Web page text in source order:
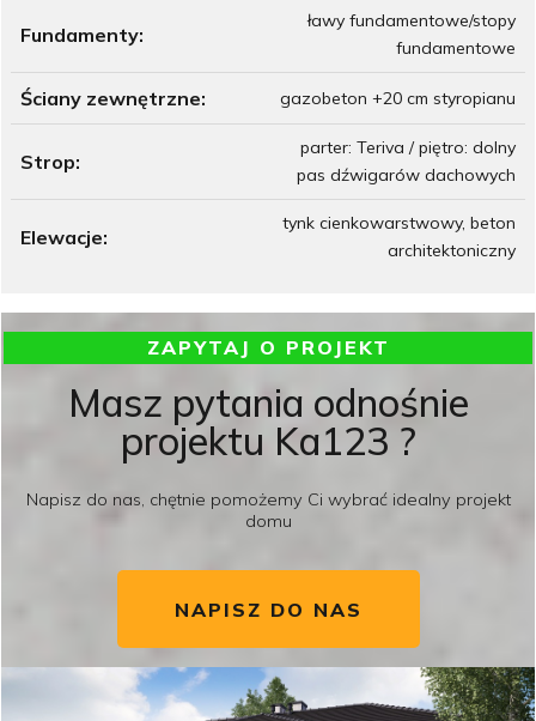
Fundamenty:
ławy fundamentowe/stopy
fundamentowe
Ściany zewnętrzne: gazobeton +20 cm styropianu
Strop:
parter: Teriva / piętro: dolny
pas dźwigarów dachowych
Elewacje:
tynk cienkowarstwowy, beton
architektoniczny
ZAPYTAJ O PROJEKT
Masz pytania odnośnie
projektu Ka123 ?
Napisz do nas, chętnie pomożemy Ci wybrać idealny projekt
domu
NAPISZ DO NAS